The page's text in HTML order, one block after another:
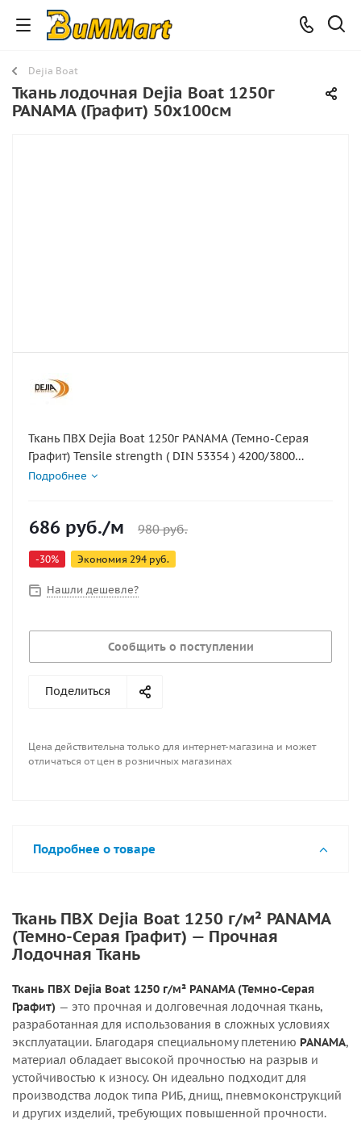
Dejia Boat
Ткань лодочная Dejia Boat 1250г
PANAMA (Графит) 50х100см
Ткань ПВХ Dejia Boat 1250г PANAMA (Темно-Серая
Графит) Tensile strength ( DIN 53354 ) 4200/3800
N/5CM Tear strength ( DIN 53356 ) 500/450 N Low
Подробнее
686 руб./м 980руб.
-30% Экономия 294 руб.
Нашли дешевле?
Сообщить о поступлении
Поделиться
Цена действительна только для интернет-магазина и может
отличаться от цен в розничных магазинах
Подробнее о товаре
Ткань ПВХ Dejia Boat 1250 г/м² PANAMA
(Темно-Серая Графит) — Прочная
Лодочная Ткань
Ткань ПВХ Dejia Boat 1250 г/м² PANAMA (Темно-Серая
Графит) — это прочная и долговечная лодочная ткань,
разработанная для использования в сложных условиях
эксплуатации. Благодаря специальному плетению PANAMA,
материал обладает высокой прочностью на разрыв и
устойчивостью к износу. Он идеально подходит для
производства лодок типа РИБ, днищ, пневмоконструкций
и других изделий, требующих повышенной прочности.